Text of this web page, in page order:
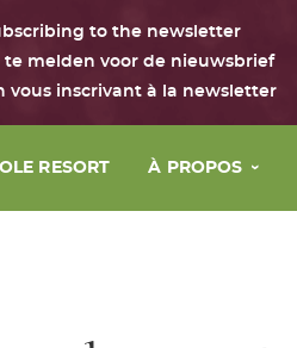
to the newsletter
te melden voor de nieuwsbrief
vous inscrivant à la newsletter
RESORT À PROPOS